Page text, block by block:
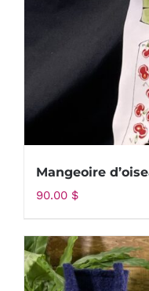
Mangeoire
90.00 $